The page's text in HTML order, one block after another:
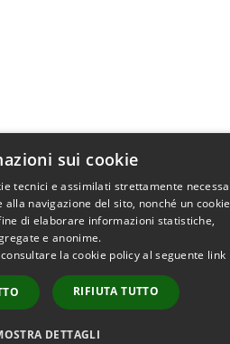
sui cookie
tecnici e assimilati strettamente
navigazione del sito, nonché un cookie
di elaborare informazioni statistiche,
e anonime.
la cookie policy al seguente link
RIFIUTA TUTTO
DETTAGLI